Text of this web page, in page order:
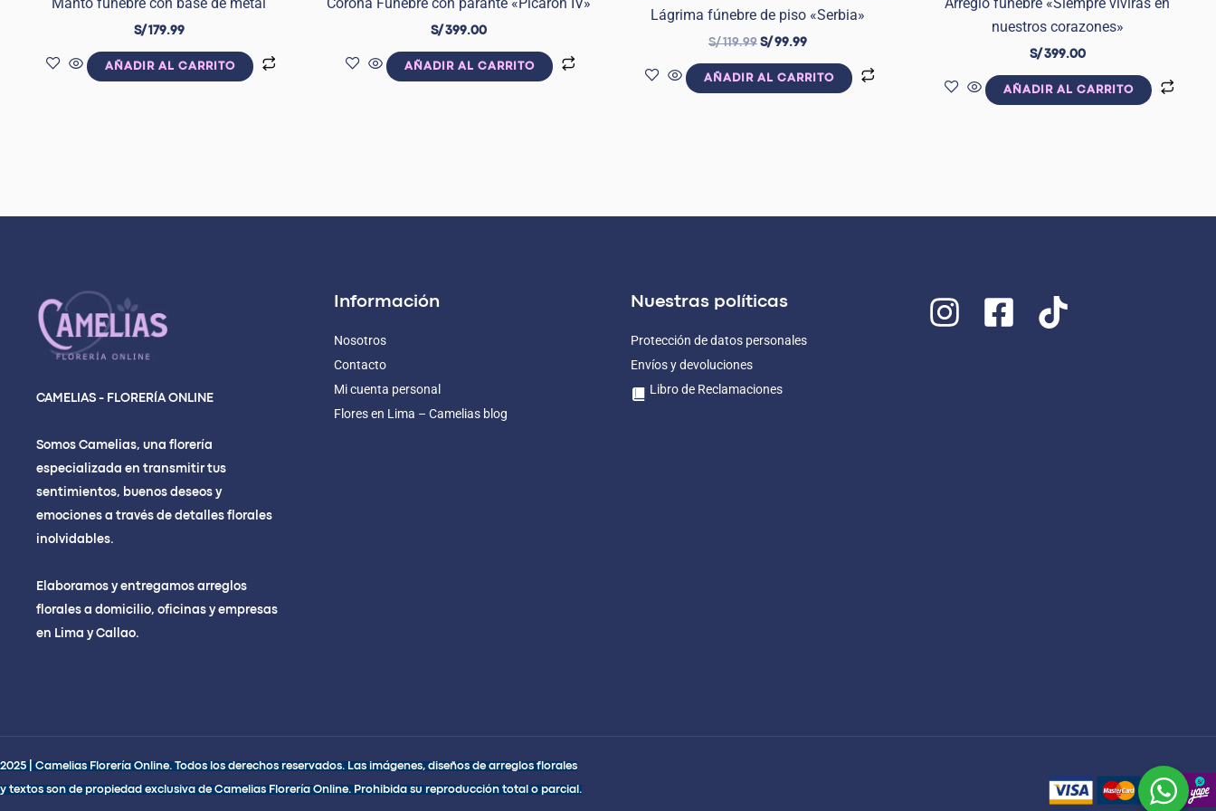
S/179.99
AÑADIR AL CARRITO
S/399.00
AÑADIR AL CARRITO
Lágrima fúnebre de piso «Serbia»
S/119.99 S/99.99
AÑADIR AL CARRITO
nuestros corazones»
S/399.00
AÑADIR AL CARRITO
CAMELIAS - FLORERÍA ONLINE
Somos Camelias, una florería
especializada en transmitir tus
sentimientos, buenos deseos y
emociones a través de detalles florales
inolvidables.
Elaboramos y entregamos arreglos
florales a domicilio, oficinas y empresas
en Lima y Callao.
Información
Nosotros
Contacto
Mi cuenta personal
Flores en Lima – Camelias blog
Nuestras políticas
Protección de datos personales
Envíos y devoluciones
Libro de Reclamaciones
2025 | Camelias Florería Online. Todos los derechos reservados. Las imágenes, diseños de arreglos florales
y textos son de propiedad exclusiva de Camelias Florería Online. Prohibida su reproducción total o parcial.